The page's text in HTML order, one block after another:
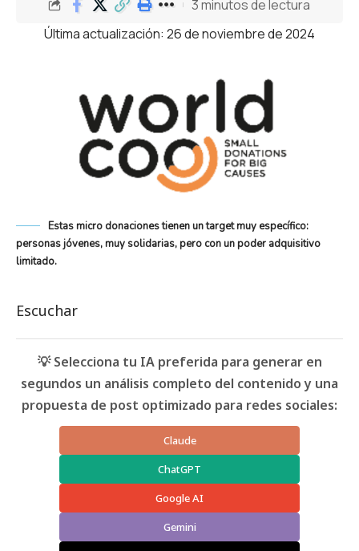
Última actualización: 26 de noviembre de 2024
3 minutos de lectura
Estas micro donaciones tienen un target muy específico:
personas jóvenes, muy solidarias, pero con un poder adquisitivo
limitado.
Escuchar
💡 Selecciona tu IA preferida para generar en
segundos un análisis completo del contenido y una
propuesta de post optimizado para redes sociales:
Claude
ChatGPT
Google AI
Gemini